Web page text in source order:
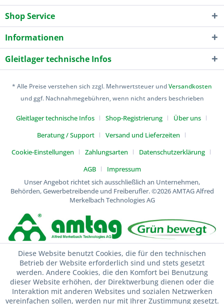
Shop Service
Informationen
Gleitlager technische Infos
* Alle Preise verstehen sich zzgl. Mehrwertsteuer undVersandkosten
und ggf. Nachnahmegebühren, wenn nicht anders beschrieben
Gleitlager technische Infos Shop-Registrierung
Über uns
Beratung / Support
Versand und Lieferzeiten
Cookie-Einstellungen
Zahlungsarten
Datenschutzerklärung
AGB
Impressum
Unser Angebot richtet sich ausschließlich an Unternehmen,
Behörden, Gewerbetreibende und Freiberufler.©2026 AMTAG Alfred
Merkelbach Technologies AG
Diese Website benutzt Cookies, die für den technischen
Betrieb der Website erforderlich sind und stets gesetzt
werden. Andere Cookies, die den Komfort bei Benutzung
dieser Website erhöhen, der Direktwerbung dienen oder die
Interaktion mit anderen Websites und sozialen Netzwerken
vereinfachen sollen, werden nur mit Ihrer Zustimmung gesetzt.